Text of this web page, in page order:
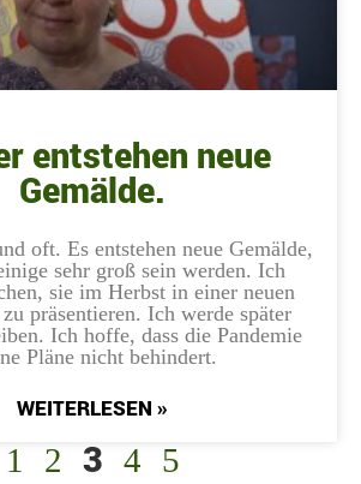
entstehen neue
Gemälde.
oft. Es entstehen neue Gemälde,
sehr groß sein werden. Ich
sie im Herbst in einer neuen
präsentieren. Ich werde später
Ich hoffe, dass die Pandemie
Pläne nicht behindert.
WEITERLESEN »
1 2 3 4 5